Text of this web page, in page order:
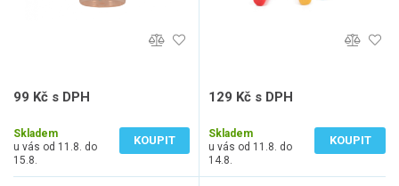
99 Kč s DPH
Skladem
u vás od 11.8. do
15.8.
KOUPIT
129 Kč s DPH
Skladem
u vás od 11.8. do
14.8.
KOUPIT